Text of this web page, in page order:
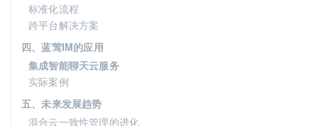
标准化流程
跨平台解决方案
四、蓝莺IM的应用
集成智能聊天云服务
实际案例
五、未来发展趋势
混合云一致性管理的进化